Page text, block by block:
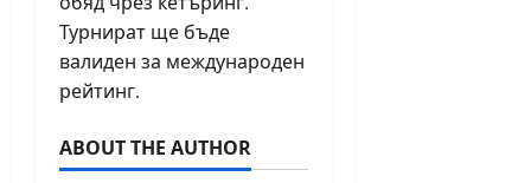
Турнират ще бъде
валиден за международен
рейтинг.
ABOUT THE AUTHOR